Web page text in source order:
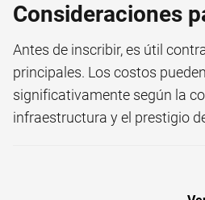
Consideraciones
Antes de inscribir, es útil
principales. Los costos
significativamente según la
infraestructura y el prestigio